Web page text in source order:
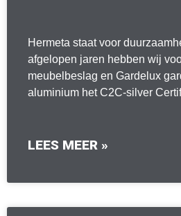
Hermeta staat voor
afgelopen jaren hebben wij
meubelbeslag en Gardelux
aluminium het C2C-silver
LEES MEER »